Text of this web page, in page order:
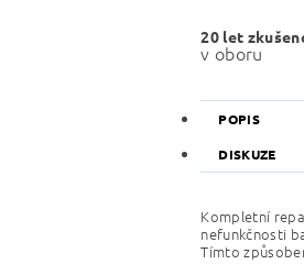
20 let
v oboru
POPIS
DISKUZE
Kompletní
nefunkčnosti
Tímto